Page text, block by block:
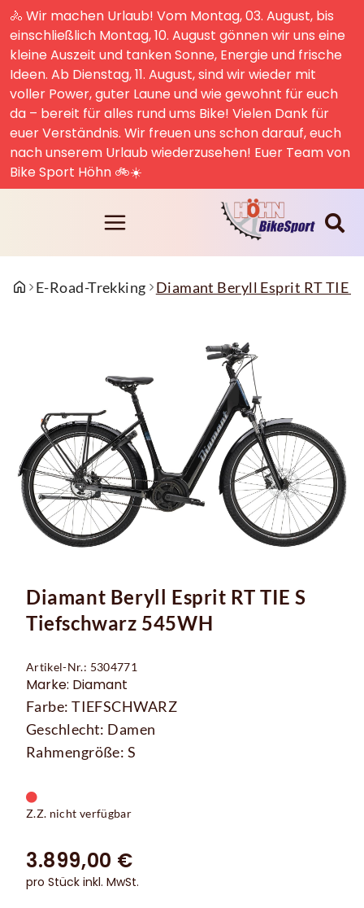
🚴 Wir machen Urlaub! Vom Montag, 03. August, bis
einschließlich Montag, 10. August gönnen wir uns eine
kleine Auszeit und tanken Sonne, Energie und frische
Ideen. Ab Dienstag, 11. August, sind wir wieder mit
voller Power, guter Laune und wie gewohnt für euch
da – bereit für alles rund ums Bike! Vielen Dank für
euer Verständnis. Wir freuen uns schon darauf, euch
nach unserem Urlaub wiederzusehen! Euer Team von
Bike Sport Höhn 🚲☀️
E-Road-Trekking Diamant Beryll Esprit RT TIE
Diamant Beryll Esprit RT TIE S
Tiefschwarz 545WH
Artikel-Nr.: 5304771
Marke: Diamant
Farbe: TIEFSCHWARZ
Geschlecht: Damen
Rahmengröße: S
Z.Z. nicht verfügbar
3.899,00 €
pro Stück inkl. MwSt.